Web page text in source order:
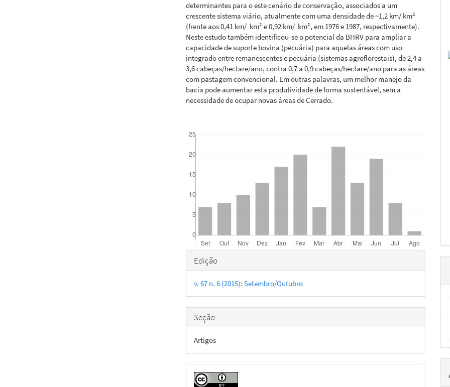
determinantes para o este cenário de conservação, associados a um
crescente sistema viário, atualmente com uma densidade de ~1,2 km/ km²
(frente aos 0,41 km/ km² e 0,92 km/ km², em 1976 e 1987, respectivamente).
Neste estudo também identificou-se o potencial da BHRV para ampliar a
capacidade de suporte bovina (pecuária) para aquelas áreas com uso
integrado entre remanescentes e pecuária (sistemas agroflorestais), de 2,4 a
3,6 cabeças/hectare/ano, contra 0,7 a 0,9 cabeças/hectare/ano para as áreas
com pastagem convencional. Em outras palavras, um melhor manejo da
bacia pode aumentar esta produtividade de forma sustentável, sem a
necessidade de ocupar novas áreas de Cerrado.
Detalhes
do
artigo
Edição
v. 67 n. 6 (2015): Setembro/Outubro
Seção
Artigos